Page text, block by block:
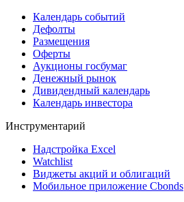
Календарь событий
Дефолты
Размещения
Оферты
Аукционы госбумаг
Денежный рынок
Дивидендный календарь
Календарь инвестора
Инструментарий
Надстройка Excel
Watchlist
Виджеты акций и облигаций
Мобильное приложение Cbonds